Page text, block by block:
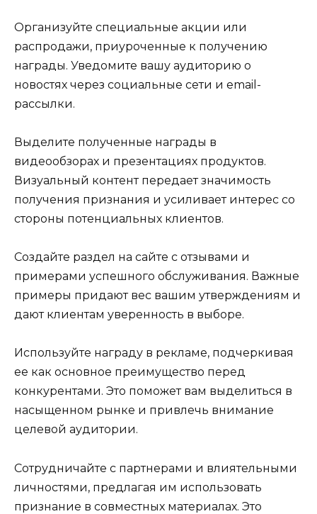
Организуйте специальные акции или
распродажи, приуроченные к получению
награды. Уведомите вашу аудиторию о
новостях через социальные сети и email-
рассылки.
Выделите полученные награды в
видеообзорах и презентациях продуктов.
Визуальный контент передает значимость
получения признания и усиливает интерес со
стороны потенциальных клиентов.
Создайте раздел на сайте с отзывами и
примерами успешного обслуживания. Важные
примеры придают вес вашим утверждениям и
дают клиентам уверенность в выборе.
Используйте награду в рекламе, подчеркивая
ее как основное преимущество перед
конкурентами. Это поможет вам выделиться в
насыщенном рынке и привлечь внимание
целевой аудитории.
Сотрудничайте с партнерами и влиятельными
личностями, предлагая им использовать
признание в совместных материалах. Это